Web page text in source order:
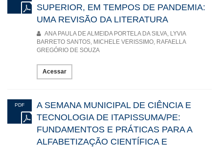
SUPERIOR, EM TEMPOS DE PANDEMIA:
UMA REVISÃO DA LITERATURA
ANA PAULA DE ALMEIDA PORTELA DA SILVA, LYVIA
BARRETO SANTOS, MICHELE VERISSIMO, RAFAELLA
GREGÓRIO DE SOUZA
Acessar
PDF
A SEMANA MUNICIPAL DE CIÊNCIA E
TECNOLOGIA DE ITAPISSUMA/PE:
FUNDAMENTOS E PRÁTICAS PARA A
ALFABETIZAÇÃO CIENTÍFICA E